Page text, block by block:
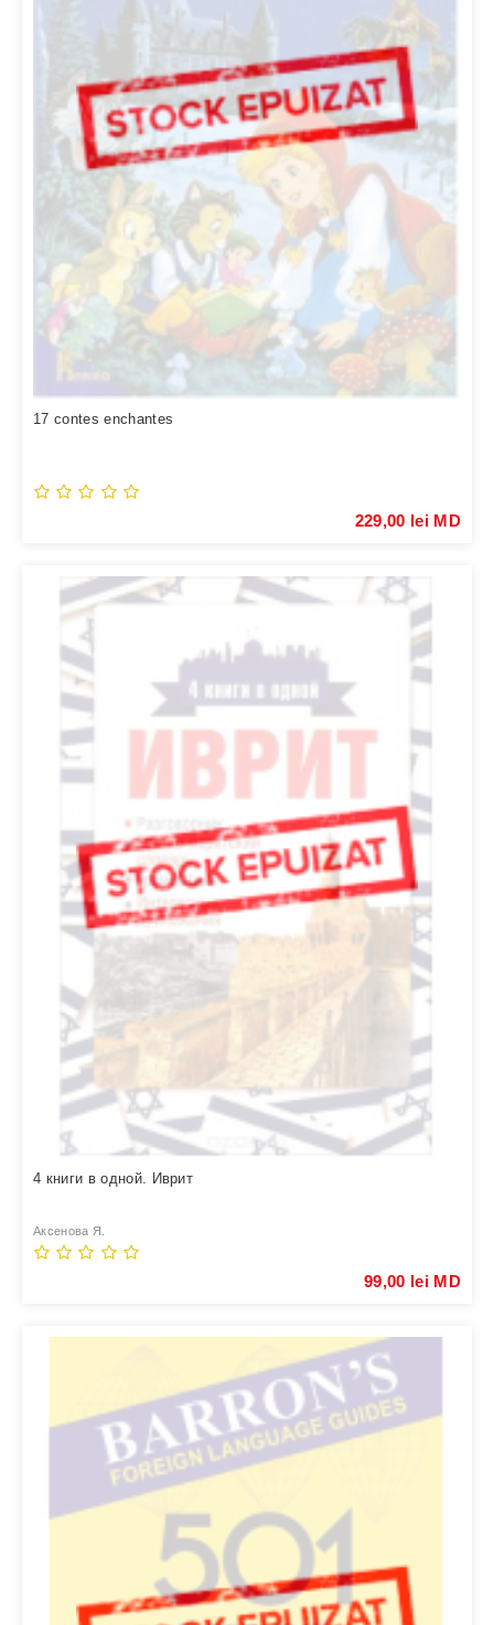
17 contes enchantes
229,00 lei MD
4 книги в одной. Иврит
Аксенова Я.
99,00 lei MD